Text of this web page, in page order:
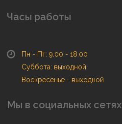
Часы работы
Пн - Пт: 9.00 - 18.00
Суббота: выходной
Воскресенье - выходной
Мы в социальных сетях